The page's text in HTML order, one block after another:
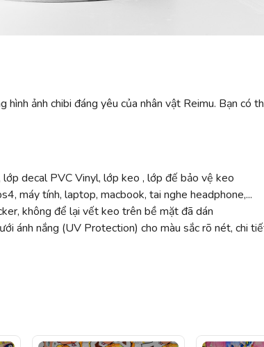
ảnh chibi đáng yêu của nhân vật Reimu. Bạn có
decal PVC Vinyl, lớp keo , lớp đế bảo vệ keo
máy tính, laptop, macbook, tai nghe headphone,...
không để lại vết keo trên bề mặt đã dán
ánh nắng (UV Protection) cho màu sắc rõ nét, chi